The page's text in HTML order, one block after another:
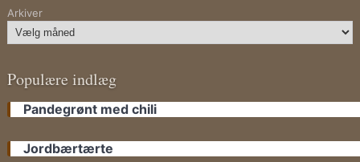
Arkiver
Populære indlæg
Pandegrønt med chili
Jordbærtærte